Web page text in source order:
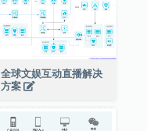
全球文娱互动直播解决
方案